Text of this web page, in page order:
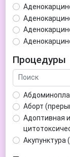
Аденома
Аденома
Аденома
Аденомиоз
Адентия
Азооспермия
Акне (угри)
Алкоголизм
Процедуры
Аборт
Адоптивная
Акупунктура